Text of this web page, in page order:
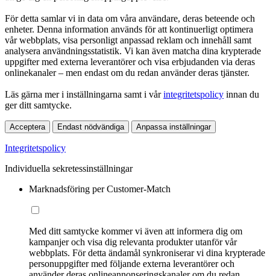
För detta samlar vi in data om våra användare, deras beteende och
enheter. Denna information används för att kontinuerligt optimera
vår webbplats, visa personligt anpassad reklam och innehåll samt
analysera användningsstatistik. Vi kan även matcha dina krypterade
uppgifter med externa leverantörer och visa erbjudanden via deras
onlinekanaler – men endast om du redan använder deras tjänster.
Läs gärna mer i inställningarna samt i vårintegritetspolicy innan du
ger ditt samtycke.
Acceptera Endast nödvändiga Anpassa inställningar
Integritetspolicy
Individuella sekretessinställningar
Marknadsföring per Customer-Match
Med ditt samtycke kommer vi även att informera dig om
kampanjer och visa dig relevanta produkter utanför vår
webbplats. För detta ändamål synkroniserar vi dina krypterade
personuppgifter med följande externa leverantörer och